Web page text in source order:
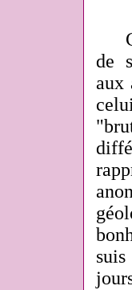
de
aux